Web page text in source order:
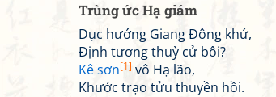
Trùng ức Hạ giám
Dục hướng Giang Đông khứ,
Định tương thuỳ cử bôi?
Kê sơn[1] vô Hạ lão,
Khước trạo tửu thuyền hồi.